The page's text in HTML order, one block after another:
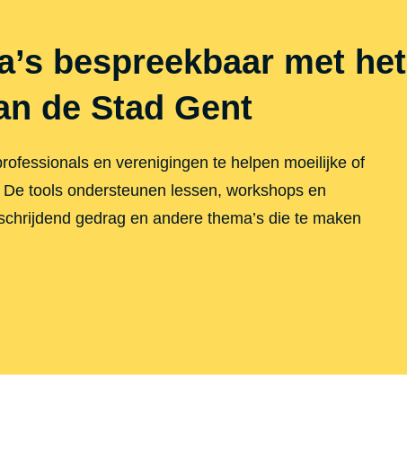
bespreekbaar met het
de Stad Gent
en verenigingen te helpen moeilijke of
tools ondersteunen lessen, workshops en
gedrag en andere thema’s die te maken